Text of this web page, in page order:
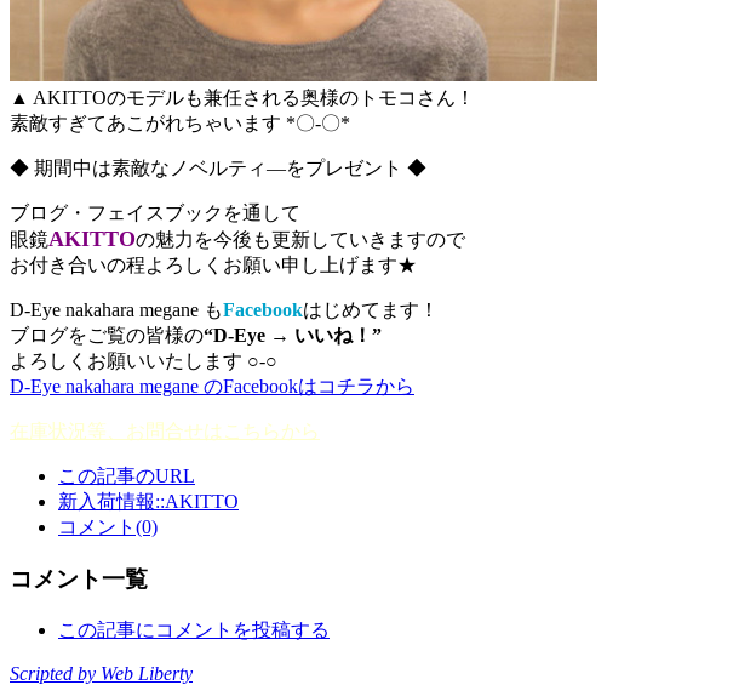
▲ AKITTOのモデルも兼任される奥様のトモコさん！
素敵すぎてあこがれちゃいます *〇-〇*
◆ 期間中は素敵なノベルティ―をプレゼント ◆
ブログ・フェイスブックを通して
眼鏡AKITTOの魅力を今後も更新していきますので
お付き合いの程よろしくお願い申し上げます★
D-Eye nakahara megane もFacebookはじめてます！
ブログをご覧の皆様の“D-Eye → いいね！”
よろしくお願いいたします ○-○ゝ
D-Eye nakahara megane のFacebookはコチラから
在庫状況等、お問合せはこちらから
この記事のURL
新入荷情報::AKITTO
コメント(0)
コメント一覧
この記事にコメントを投稿する
Scripted by Web Liberty